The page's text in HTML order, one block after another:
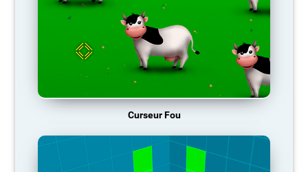
Curseur Fou